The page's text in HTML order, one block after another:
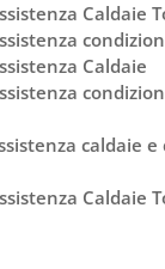
Caldaie
Caldaie
caldaie
Caldaie